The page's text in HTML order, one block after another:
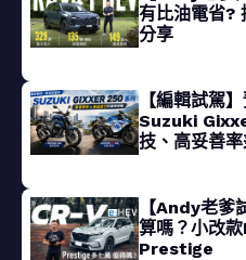
有比油電省?
分享
【編輯試駕
Suzuki
技、高妥善
【Andy老爹
算嗎？小改
Prestige